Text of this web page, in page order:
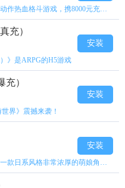
《代号斩》是一款正版授权动作热血格斗游戏，携8000元充值壕礼福利来袭！
充）
》是ARPG的H5游戏
安装
）
界》震撼来袭！
安装
《萌神战姬（买断版）》是一款日系风格非常浓厚的萌娘角色扮演策略卡牌手游
安装